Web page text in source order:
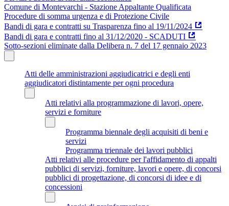
Comune di Montevarchi - Stazione Appaltante Qualificata
Procedure di somma urgenza e di Protezione Civile
Bandi di gara e contratti su Trasparenza fino al 19/11/2024
Bandi di gara e contratti fino al 31/12/2020 - SCADUTI
Sotto-sezioni eliminate dalla Delibera n. 7 del 17 gennaio 2023
Atti delle amministrazioni aggiudicatrici e degli enti
aggiudicatori distintamente per ogni procedura
Atti relativi alla programmazione di lavori, opere,
servizi e forniture
Programma biennale degli acquisiti di beni e
servizi
Programma triennale dei lavori pubblici
Atti relativi alle procedure per l'affidamento di appalti
pubblici di servizi, forniture, lavori e opere, di concorsi
pubblici di progettazione, di concorsi di idee e di
concessioni